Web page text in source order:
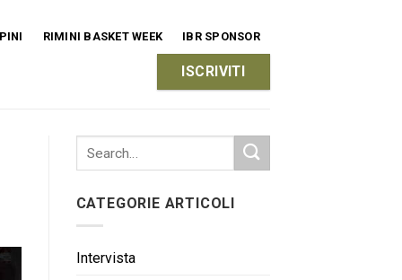
RIMINI BASKET WEEK IBR SPONSOR
ISCRIVITI
CATEGORIE ARTICOLI
Intervista